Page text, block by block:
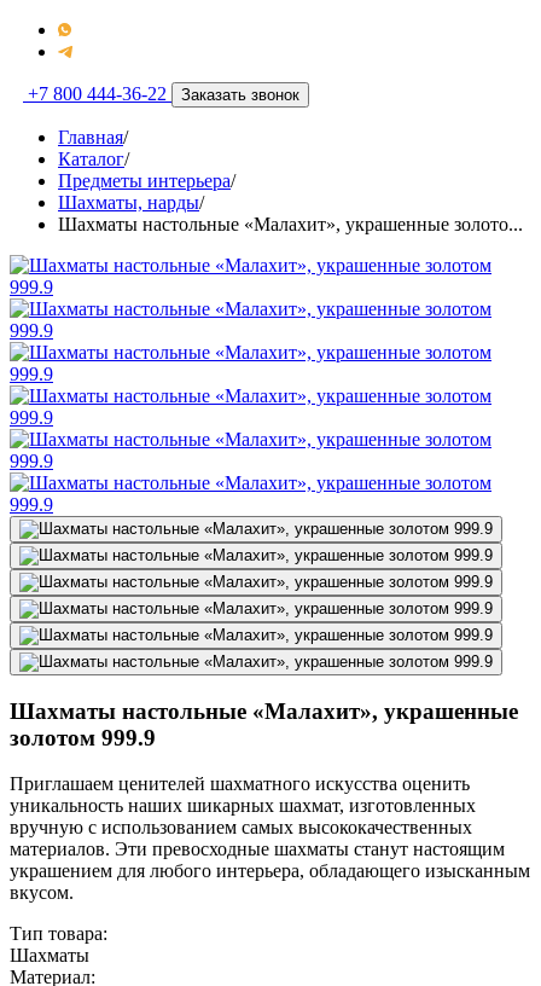
+7 800 444-36-22 Заказать звонок
Главная/
Каталог/
Предметы интерьера/
Шахматы, нарды/
Шахматы настольные «Малахит», украшенные золото...
Шахматы настольные «Малахит», украшенные
золотом 999.9
Приглашаем ценителей шахматного искусства оценить
уникальность наших шикарных шахмат, изготовленных
вручную с использованием самых высококачественных
материалов. Эти превосходные шахматы станут настоящим
украшением для любого интерьера, обладающего изысканным
вкусом.
Тип товара:
Шахматы
Материал: